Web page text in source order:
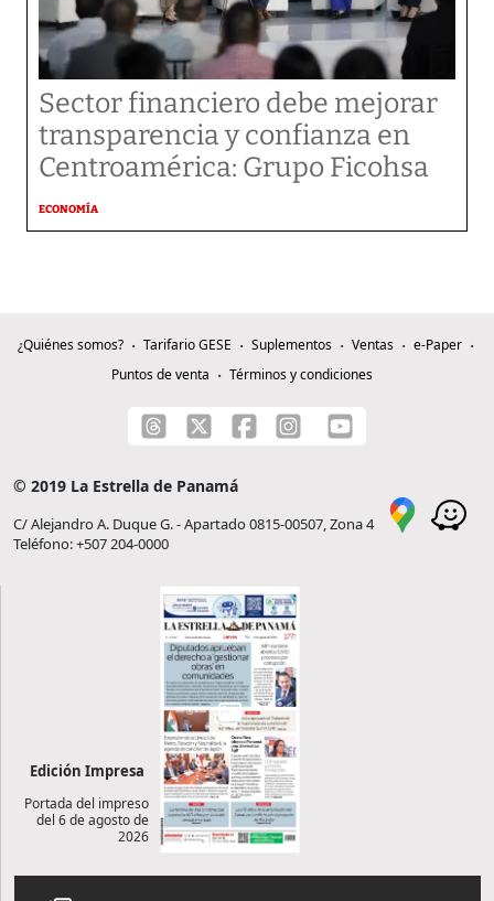
Sector financiero debe mejorar
transparencia y confianza en
Centroamérica: Grupo Ficohsa
ECONOMÍA
¿Quiénes somos? Tarifario GESE Suplementos Ventas
e-Paper
Puntos de venta
Términos y condiciones
© 2019 La Estrella de Panamá
C/ Alejandro A. Duque G. - Apartado 0815-00507, Zona 4
Teléfono: +507 204-0000
Edición Impresa
Portada del impreso
del 6 de agosto de
2026